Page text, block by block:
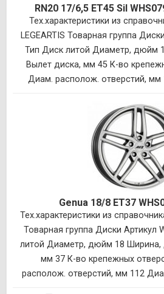
RN20 17/6,5 ET45 Sil
Тех.характеристики из
LEGEARTIS Товарная группа
Тип Диск литой Диаметр, дюйм
Вылет диска, мм 45 К-во
Диам. располож. отверстий, мм
Genua 18/8 ET37
Тех.характеристики из
Товарная группа Диски Артикул
литой Диаметр, дюйм 18
мм 37 К-во крепежных
располож. отверстий, мм 112